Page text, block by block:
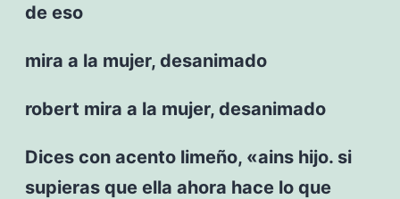
de eso
mira a la mujer, desanimado
robert mira a la mujer, desanimado
Dices con acento limeño, «ains hijo. si
supieras que ella ahora hace lo que